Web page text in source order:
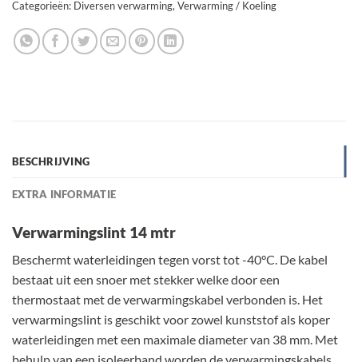
Categorieën: Diversen verwarming, Verwarming / Koeling
BESCHRIJVING
EXTRA INFORMATIE
Verwarmingslint 14 mtr
Beschermt waterleidingen tegen vorst tot -40°C. De kabel
bestaat uit een snoer met stekker welke door een
thermostaat met de verwarmingskabel verbonden is. Het
verwarmingslint is geschikt voor zowel kunststof als koper
waterleidingen met een maximale diameter van 38 mm. Met